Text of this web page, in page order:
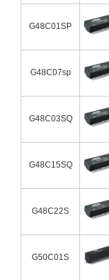
G48C01SP
G48C07sp
G48C03SQ
G48C15SQ
G48C22S
G50C01S